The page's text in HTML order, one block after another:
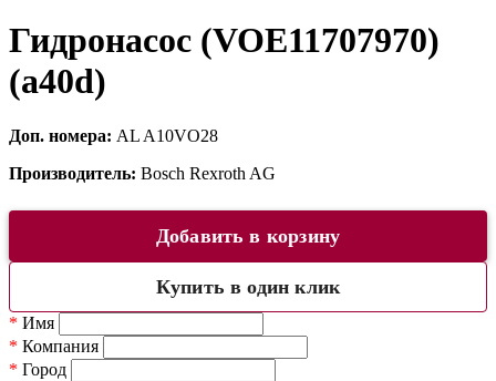
Гидронасос (VOE11707970)
(a40d)
Доп. номера: AL A10VO28
Производитель: Bosch Rexroth AG
Добавить в корзину
Купить в один клик
* Имя
* Компания
* Город